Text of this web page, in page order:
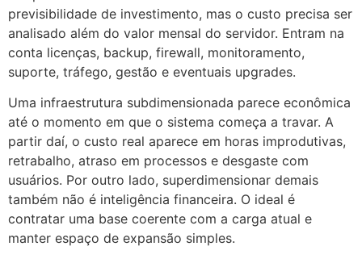
previsibilidade de investimento, mas o custo precisa ser
analisado além do valor mensal do servidor. Entram na
conta licenças, backup, firewall, monitoramento,
suporte, tráfego, gestão e eventuais upgrades.
Uma infraestrutura subdimensionada parece econômica
até o momento em que o sistema começa a travar. A
partir daí, o custo real aparece em horas improdutivas,
retrabalho, atraso em processos e desgaste com
usuários. Por outro lado, superdimensionar demais
também não é inteligência financeira. O ideal é
contratar uma base coerente com a carga atual e
manter espaço de expansão simples.